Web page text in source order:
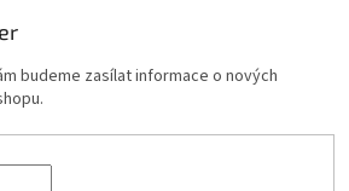
budeme zasílat informace o nových